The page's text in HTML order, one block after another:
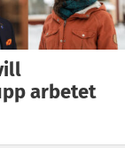
arbetet